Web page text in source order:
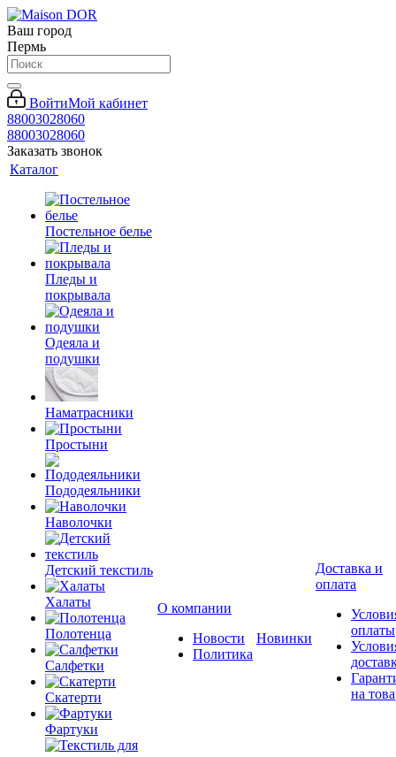
Ваш город
Пермь
ВойтиМой кабинет
88003028060
88003028060
Заказать звонок
Каталог
Постельное белье
Пледы и
покрывала
Одеяла и
подушки
Наматрасники
Простыни
Пододеяльники
Наволочки
Детский текстиль
Халаты
Полотенца
Салфетки
Скатерти
Фартуки
О компании
Новости
Политика
Новинки
Доставка и
оплата
оплаты
на